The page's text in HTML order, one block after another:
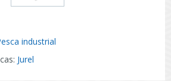
industrial
Jurel